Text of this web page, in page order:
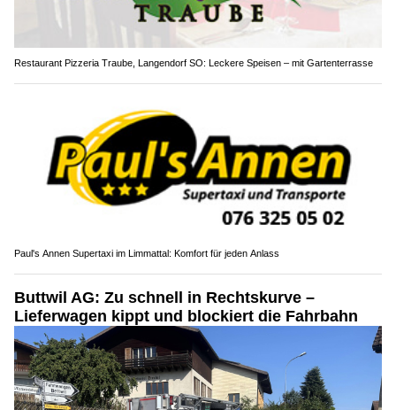
Restaurant Pizzeria Traube, Langendorf SO: Leckere Speisen – mit Gartenterrasse
Paul's Annen Supertaxi im Limmattal: Komfort für jeden Anlass
Buttwil AG: Zu schnell in Rechtskurve –
Lieferwagen kippt und blockiert die Fahrbahn